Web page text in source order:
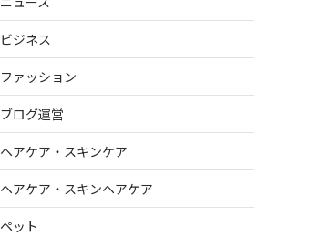
ビジネス
ファッション
ブログ運営
ヘアケア・スキンケア
ヘアケア・スキンヘアケア
ペット